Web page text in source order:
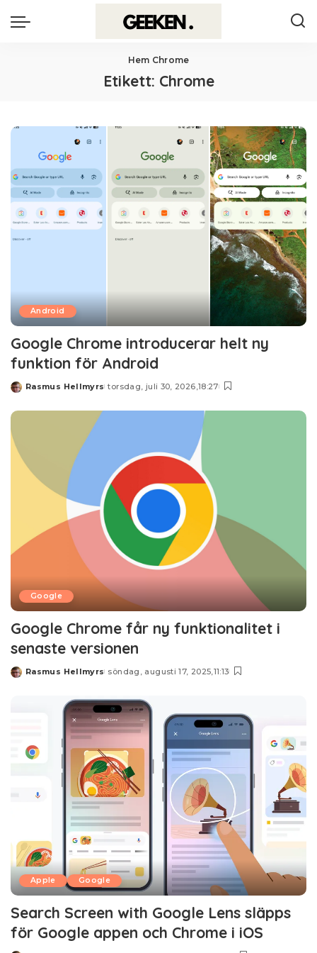
Hem Chrome
Etikett: Chrome
Android
Google Chrome introducerar helt ny
funktion för Android
Posted
Rasmus Hellmyrs torsdag, juli 30, 2026,18:27
Google
Google Chrome får ny funktionalitet i
senaste versionen
Posted
Rasmus Hellmyrs söndag, augusti 17, 2025,11:13
Apple Google
Search Screen with Google Lens släpps
för Google appen och Chrome i iOS